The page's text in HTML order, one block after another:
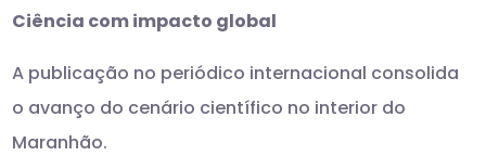
Ciência com impacto global
A publicação no periódico internacional consolida
o avanço do cenário científico no interior do
Maranhão.